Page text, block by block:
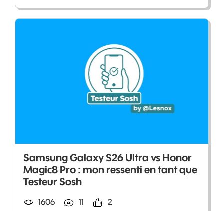
Samsung Galaxy S26 Ultra vs Honor
Magic8 Pro : mon ressenti en tant que
Testeur Sosh
1606 11 2